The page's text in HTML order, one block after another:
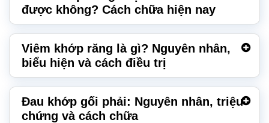
được không? Cách chữa hiện nay
Viêm khớp răng là gì? Nguyên nhân,
biểu hiện và cách điều trị
Đau khớp gối phải: Nguyên nhân, triệu
chứng và cách chữa